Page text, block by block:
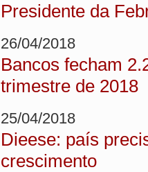
Presidente da
26/04/2018
Bancos fecham
trimestre de 2018
25/04/2018
Dieese: país
crescimento